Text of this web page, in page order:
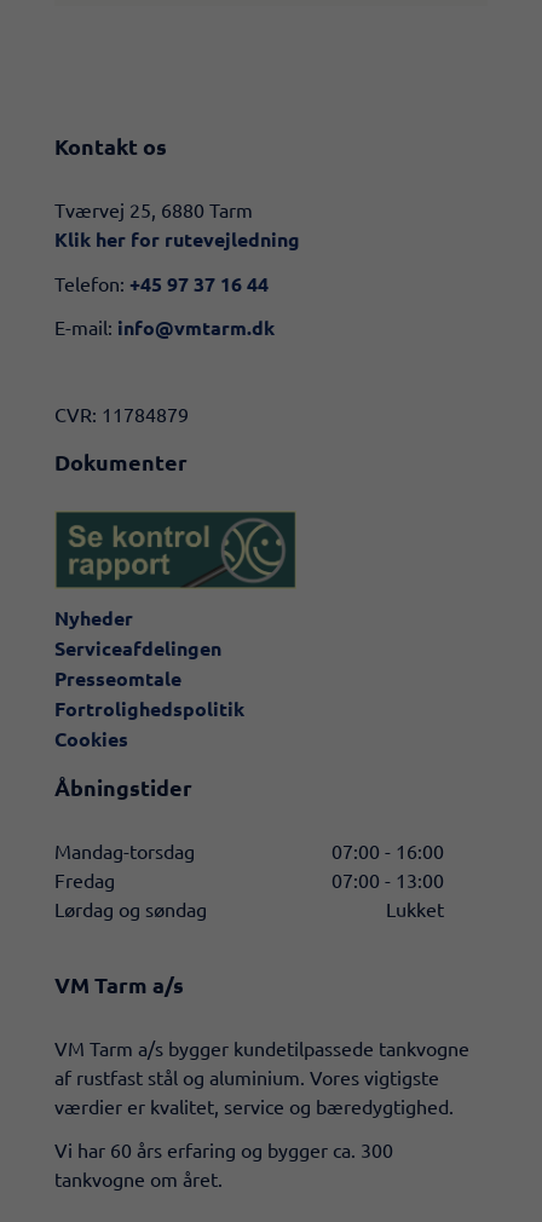
Kontakt os
​​Tværvej 25, 6880 Tarm
Klik her for rutevejledning​
Telefon: +45 97 37 16 44
E-mail: info@vmtarm.dk
CVR: 11784879
Dokumenter
Nyheder
Serviceafdelingen
Presseomtale
Fortrolighedspolitik
Cookies
Åbningstider
Mandag-torsdag
07:00 - 16:00
Fredag
07:00 - 13:00
Lørdag og søndag
Lukket
VM Tarm a/s
​VM Tarm a/s bygger kundetilpassede tankvogne
af rustfast stål og aluminium. Vores vigtigste
værdier er kvalitet, service og bæredygtighed.
Vi har 60 års erfaring og bygger ca. 300
tankvogne om året.